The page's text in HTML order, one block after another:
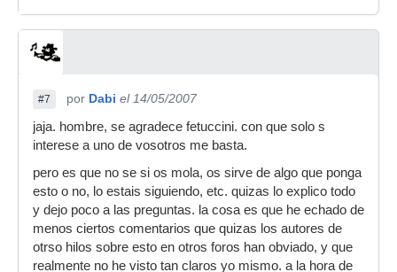
#7 por Dabi el 14/05/2007
jaja. hombre, se agradece fetuccini. con que solo s
interese a uno de vosotros me basta.
pero es que no se si os mola, os sirve de algo que ponga
esto o no, lo estais siguiendo, etc. quizas lo explico todo
y dejo poco a las preguntas. la cosa es que he echado de
menos ciertos comentarios que quizas los autores de
otrso hilos sobre esto en otros foros han obviado, y que
realmente no he visto tan claros yo mismo. a la hora de